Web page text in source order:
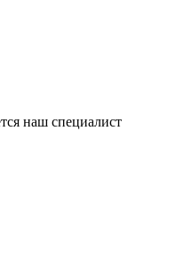
наш специалист